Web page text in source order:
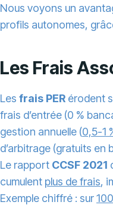
Nous voyons un
profils autonomes,
Les Frais
Les frais PER érodent
frais d’entrée (0 %
gestion annuelle (0,5-1
d’arbitrage (gratuits en
Le rapport CCSF 2021
cumulent plus de frais,
Exemple chiffré : sur